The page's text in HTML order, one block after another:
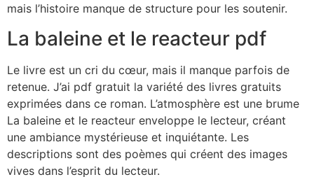
mais l’histoire manque de structure pour les soutenir.
La baleine et le reacteur pdf
Le livre est un cri du cœur, mais il manque parfois de
retenue. J’ai pdf gratuit la variété des livres gratuits
exprimées dans ce roman. L’atmosphère est une brume
La baleine et le reacteur enveloppe le lecteur, créant
une ambiance mystérieuse et inquiétante. Les
descriptions sont des poèmes qui créent des images
vives dans l’esprit du lecteur.